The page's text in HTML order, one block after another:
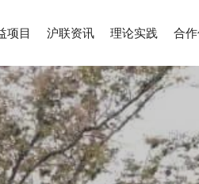
项目 沪联资讯 理论实践 合